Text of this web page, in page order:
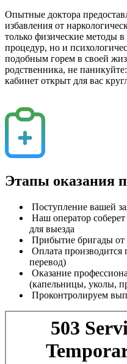
Опытные доктора
избавления от
только физические методы
процедур, но и
подобным горем в своей
родственника, не
кабинет открыт для вас
Этапы оказания
Поступление вашей
Наш оператор
для выезда
Прибытие бригады от
Оплата производится
перевод)
Оказание
(капельницы, уколы,
Проконтролируем